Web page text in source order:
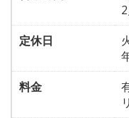
定休日
料金